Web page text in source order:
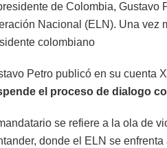
de Colombia, Gustavo
Nacional (ELN). Una vez
colombiano
Petro publicó en su cuenta
el proceso de dialogo
se refiere a la ola de
donde el ELN se